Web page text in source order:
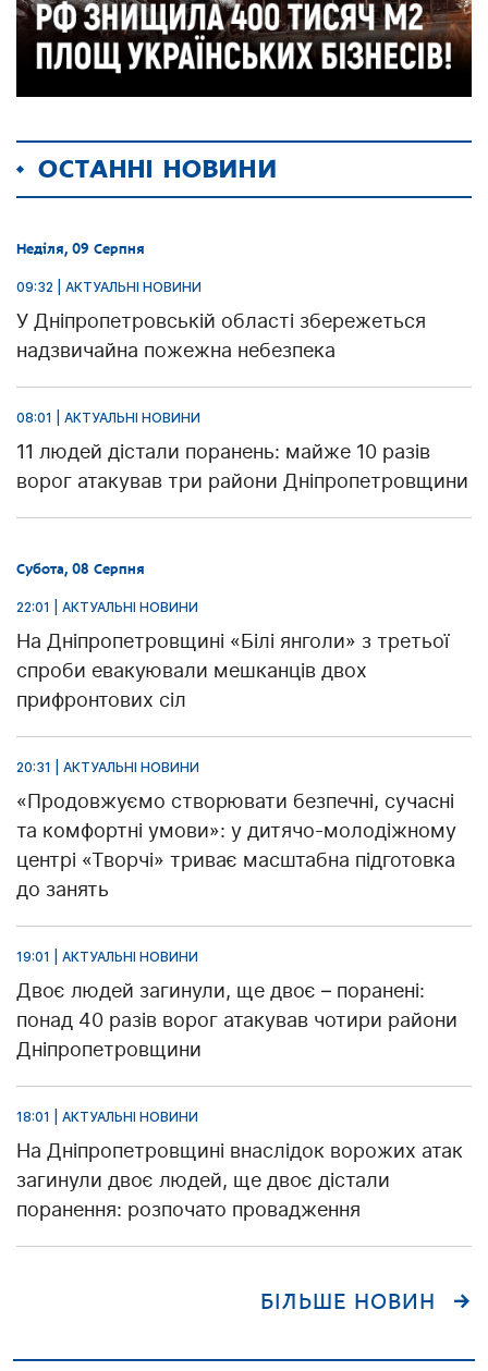
ОСТАННІ НОВИНИ
Неділя, 09 Серпня
09:32 | АКТУАЛЬНІ НОВИНИ
У Дніпропетровській області збережеться
надзвичайна пожежна небезпека
08:01 | АКТУАЛЬНІ НОВИНИ
11 людей дістали поранень: майже 10 разів
ворог атакував три райони Дніпропетровщини
Субота, 08 Серпня
22:01 | АКТУАЛЬНІ НОВИНИ
На Дніпропетровщині «Білі янголи» з третьої
спроби евакуювали мешканців двох
прифронтових сіл
20:31 | АКТУАЛЬНІ НОВИНИ
«Продовжуємо створювати безпечні, сучасні
та комфортні умови»: у дитячо-молодіжному
центрі «Творчі» триває масштабна підготовка
до занять
19:01 | АКТУАЛЬНІ НОВИНИ
Двоє людей загинули, ще двоє – поранені:
понад 40 разів ворог атакував чотири райони
Дніпропетровщини
18:01 | АКТУАЛЬНІ НОВИНИ
На Дніпропетровщині внаслідок ворожих атак
загинули двоє людей, ще двоє дістали
поранення: розпочато провадження
БІЛЬШЕ НОВИН